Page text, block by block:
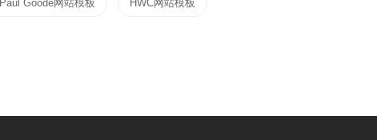
Paul Goode网站模板 HWC网站模板